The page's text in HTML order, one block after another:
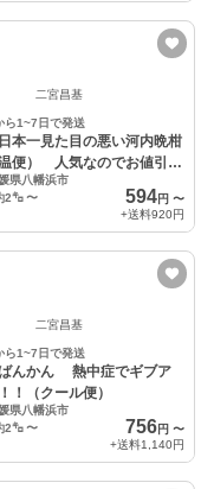
二宮昌基
ら1~7日で発送
本一見た目の悪い河内晩柑
温便） 人気なのでお値引き
県八幡浜市
2㌔ 〜 594円 〜
+送料920円
二宮昌基
ら1~7日で発送
んかん 熱中症でギブア
！（クール便）
県八幡浜市
2㌔ 〜 756円 〜
+送料1,140円